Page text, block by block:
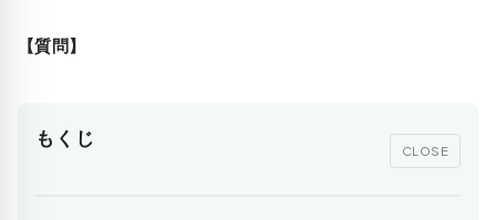
【質問】
もくじ
CLOSE